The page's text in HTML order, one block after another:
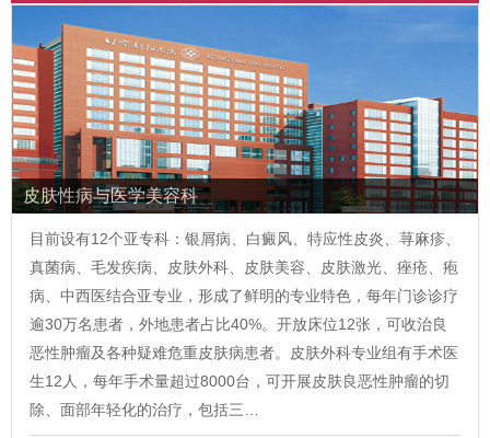
皮肤性病与医学美容科
目前设有12个亚专科：银屑病、白癜风、特应性皮炎、荨麻疹、
真菌病、毛发疾病、皮肤外科、皮肤美容、皮肤激光、痤疮、疱
病、中西医结合亚专业，形成了鲜明的专业特色，每年门诊诊疗
逾30万名患者，外地患者占比40%。开放床位12张，可收治良
恶性肿瘤及各种疑难危重皮肤病患者。皮肤外科专业组有手术医
生12人，每年手术量超过8000台，可开展皮肤良恶性肿瘤的切
除、面部年轻化的治疗，包括三…